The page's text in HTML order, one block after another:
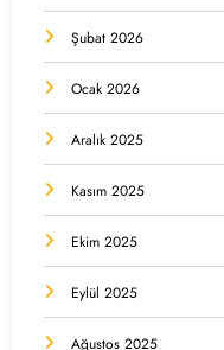
Şubat 2026
Ocak 2026
Aralık 2025
Kasım 2025
Ekim 2025
Eylül 2025
Ağustos 2025